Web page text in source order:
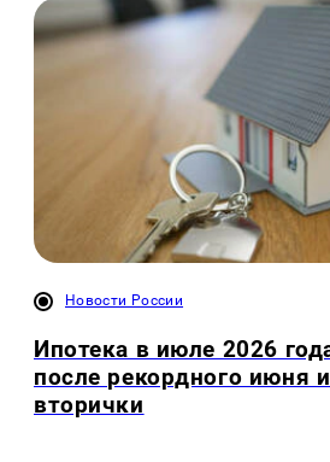
Новости России
Ипотека в июле 2026
после рекордного июня
вторички